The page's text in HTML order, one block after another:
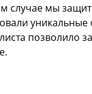
случае мы
позволило